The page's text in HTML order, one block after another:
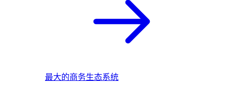
最大的商务生态系统